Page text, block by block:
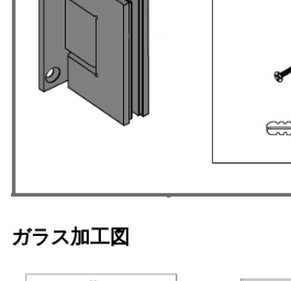
ガラス加工図